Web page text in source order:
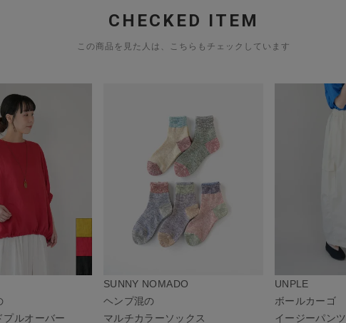
CHECKED ITEM
この商品を見た人は、こちらもチェックしています
プルオーバー
SUNNY NOMADO
ヘンプ混の
マルチカラーソックス
UNPLE
ボールカーゴ
イージーパンツ